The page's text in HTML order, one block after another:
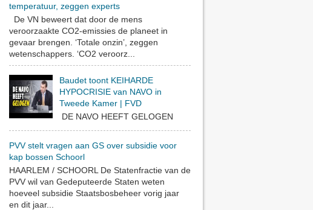
temperatuur, zeggen experts
De VN beweert dat door de mens
veroorzaakte CO2-emissies de planeet in
gevaar brengen. ‘Totale onzin’, zeggen
wetenschappers. ‘CO2 veroorz...
Baudet toont KEIHARDE
HYPOCRISIE van NAVO in
Tweede Kamer | FVD
DE NAVO HEEFT GELOGEN
PVV stelt vragen aan GS over subsidie voor
kap bossen Schoorl
HAARLEM / SCHOORL De Statenfractie van de
PVV wil van Gedeputeerde Staten weten
hoeveel subsidie Staatsbosbeheer vorig jaar
en dit jaar...